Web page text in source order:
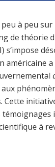
à peu
de théorie
s’impose
américaine
à